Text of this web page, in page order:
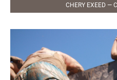
CHERY EXEED